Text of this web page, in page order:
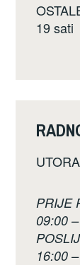
19 sati
PRIJE
09:00
16:00